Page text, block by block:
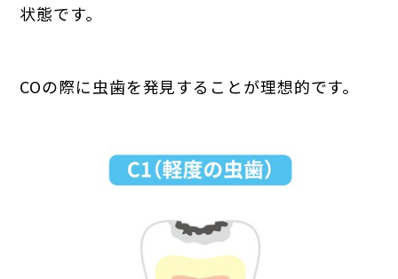
状態です。
COの際に虫歯を発見することが理想的です。